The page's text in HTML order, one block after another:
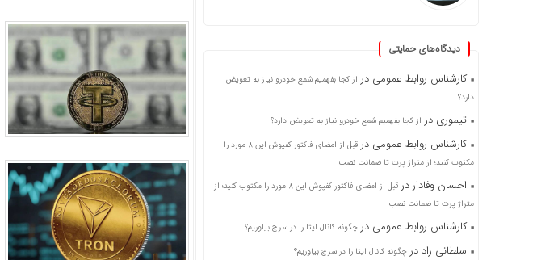
دیدگاه‌های حمایتی
کارشناس روابط عمومی در از کجا بفهمیم شمع خودرو نیاز به تعویض
دارد؟
تیموری در از کجا بفهمیم شمع خودرو نیاز به تعویض دارد؟
کارشناس روابط عمومی در
قبل از امضای فاکتور کفپوش این ۸ مورد را
مکتوب کنید؛ از متراژ پرت تا ضمانت نصب
احسان وفادار در
قبل از امضای فاکتور کفپوش این ۸ مورد را مکتوب کنید؛ از
متراژ پرت تا ضمانت نصب
کارشناس روابط عمومی در چگونه کانال ایتا را در سرچ بیاوریم؟
سلطانی راد در چگونه کانال ایتا را در سرچ بیاوریم؟